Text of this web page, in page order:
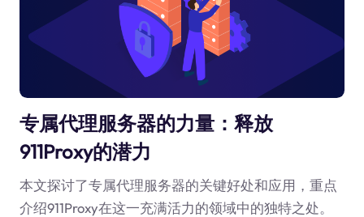
专属代理服务器的力量：释放
911Proxy的潜力
本文探讨了专属代理服务器的关键好处和应用，重点
介绍911Proxy在这一充满活力的领域中的独特之处。